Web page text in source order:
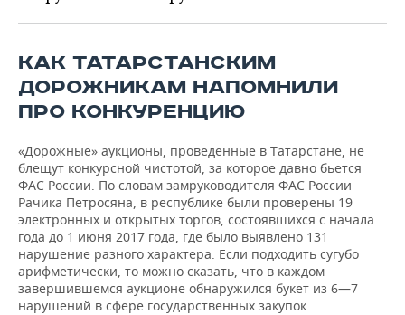
ВОДНЫЕ ВИДЫ СПОРТА
ХОККЕЙ С МЯЧОМ
ОБРАЗОВАНИЕ
ПРОИСШЕСТВИЯ
КАК ТАТАРСТАНСКИМ
ДОРОЖНИКАМ НАПОМНИЛИ
ПРО КОНКУРЕНЦИЮ
«Дорожные» аукционы, проведенные в Татарстане, не
блещут конкурсной чистотой, за которое давно бьется
ФАС России. По словам замруководителя ФАС России
Рачика Петросяна, в республике были проверены 19
электронных и открытых торгов, состоявшихся с начала
года до 1 июня 2017 года, где было выявлено 131
нарушение разного характера. Если подходить сугубо
арифметически, то можно сказать, что в каждом
завершившемся аукционе обнаружился букет из 6—7
нарушений в сфере государственных закупок.